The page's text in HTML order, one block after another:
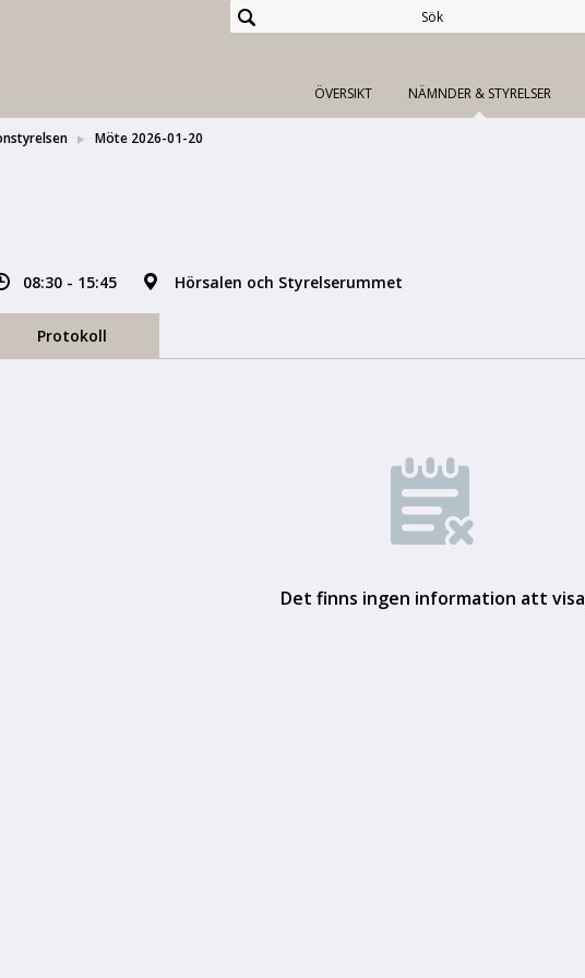
ÖVERSIKT NÄMNDER & STYRELSER
Möte 2026-01-20
08:30 - 15:45 Hörsalen och Styrelserummet
Protokoll
Det finns ingen information att visa